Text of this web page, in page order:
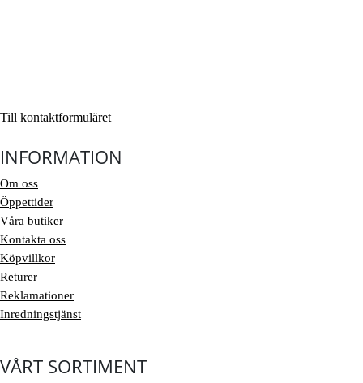
Till kontaktformuläret
INFORMATION
Om oss
Öppettider
Våra butiker
Kontakta oss
Köpvillkor
Returer
Reklamationer
Inredningstjänst
VÅRT SORTIMENT